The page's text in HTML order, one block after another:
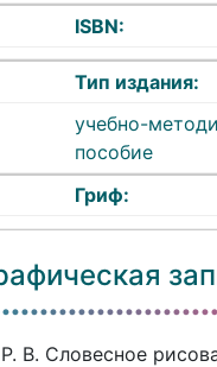
ISBN:
Тип издания:
учебно-
пособие
Гриф:
В. Словесное